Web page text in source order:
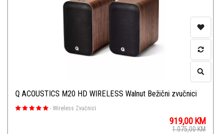
Q ACOUSTICS M20 HD WIRELESS Walnut Bežični zvučnici
- Wireless Zvučnici
919,00 KM
1.075,00KM